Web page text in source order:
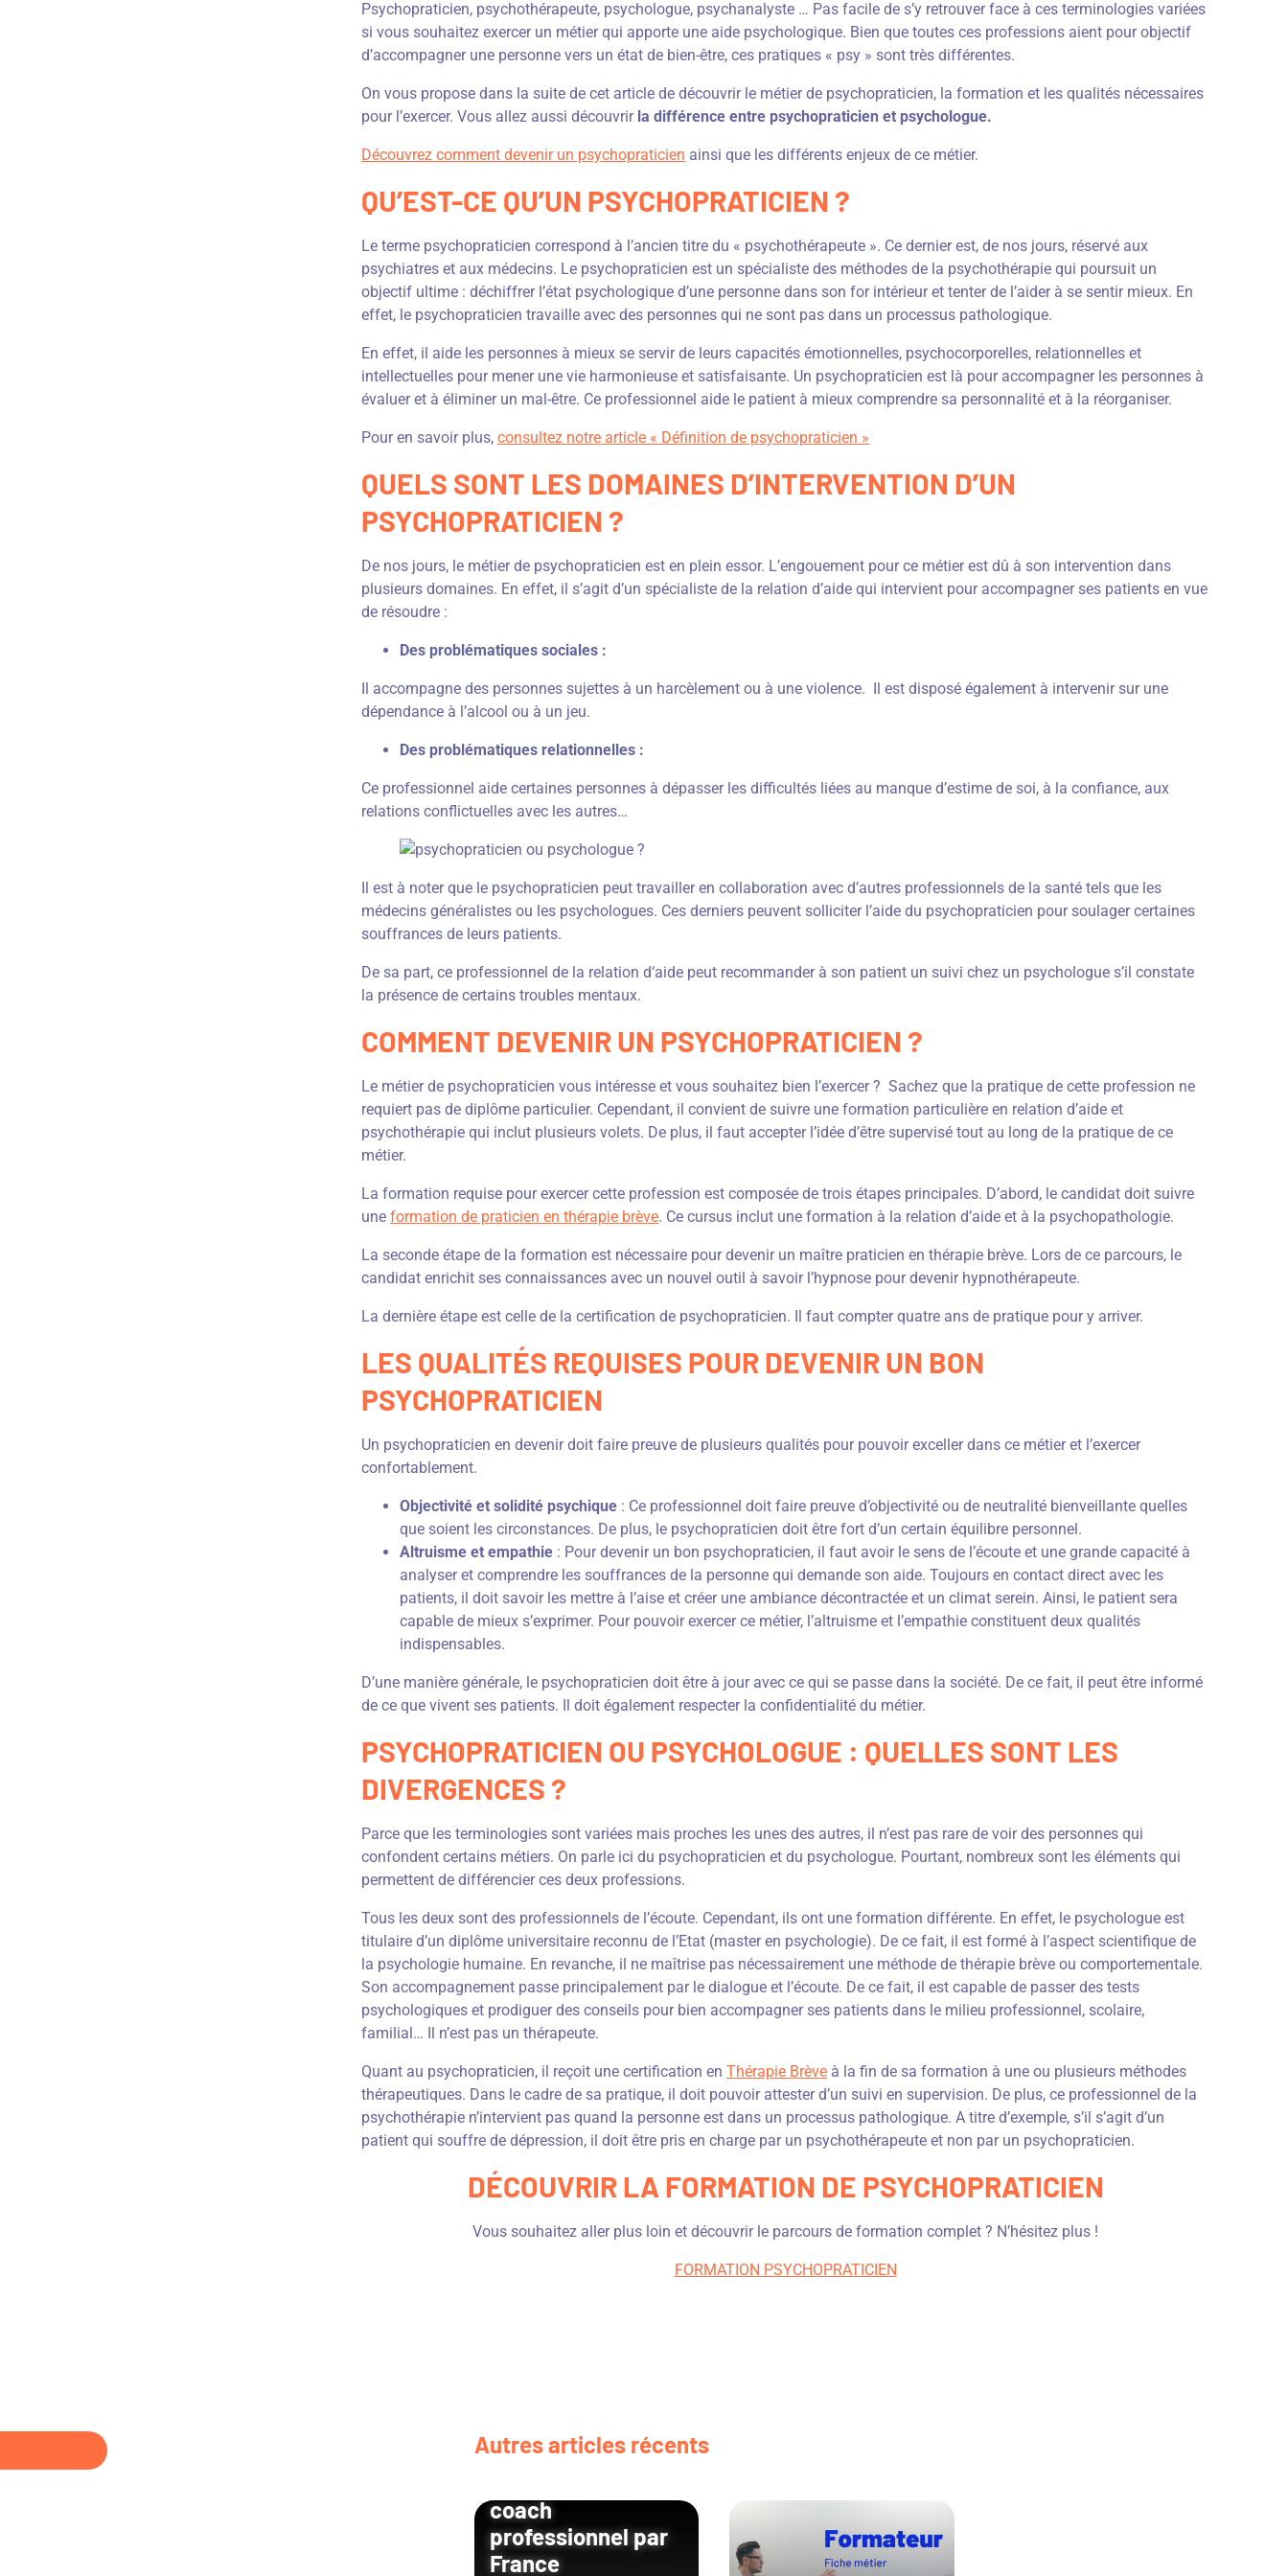
Psychopraticien, psychothérapeute, psychologue, psychanalyste … Pas facile de s’y retrouver face à ces terminologies variées
si vous souhaitez exercer un métier qui apporte une aide psychologique. Bien que toutes ces professions aient pour objectif
d’accompagner une personne vers un état de bien-être, ces pratiques « psy » sont très différentes.
On vous propose dans la suite de cet article de découvrir le métier de psychopraticien, la formation et les qualités nécessaires
pour l’exercer. Vous allez aussi découvrir la différence entre psychopraticien et psychologue.
Découvrez comment devenir un psychopraticien ainsi que les différents enjeux de ce métier.
QU’EST-CE QU’UN PSYCHOPRATICIEN ?
Le terme psychopraticien correspond à l’ancien titre du « psychothérapeute ». Ce dernier est, de nos jours, réservé aux
psychiatres et aux médecins. Le psychopraticien est un spécialiste des méthodes de la psychothérapie qui poursuit un
objectif ultime : déchiffrer l’état psychologique d’une personne dans son for intérieur et tenter de l’aider à se sentir mieux. En
effet, le psychopraticien travaille avec des personnes qui ne sont pas dans un processus pathologique.
En effet, il aide les personnes à mieux se servir de leurs capacités émotionnelles, psychocorporelles, relationnelles et
intellectuelles pour mener une vie harmonieuse et satisfaisante. Un psychopraticien est là pour accompagner les personnes à
évaluer et à éliminer un mal-être. Ce professionnel aide le patient à mieux comprendre sa personnalité et à la réorganiser.
Pour en savoir plus, consultez notre article « Définition de psychopraticien »
QUELS SONT LES DOMAINES D’INTERVENTION D’UN
PSYCHOPRATICIEN ?
De nos jours, le métier de psychopraticien est en plein essor. L’engouement pour ce métier est dû à son intervention dans
plusieurs domaines. En effet, il s’agit d’un spécialiste de la relation d’aide qui intervient pour accompagner ses patients en vue
de résoudre :
Des problématiques sociales :
Il accompagne des personnes sujettes à un harcèlement ou à une violence. Il est disposé également à intervenir sur une
dépendance à l’alcool ou à un jeu.
Des problématiques relationnelles :
Ce professionnel aide certaines personnes à dépasser les difficultés liées au manque d’estime de soi, à la confiance, aux
relations conflictuelles avec les autres…
Il est à noter que le psychopraticien peut travailler en collaboration avec d’autres professionnels de la santé tels que les
médecins généralistes ou les psychologues. Ces derniers peuvent solliciter l’aide du psychopraticien pour soulager certaines
souffrances de leurs patients.
De sa part, ce professionnel de la relation d‘aide peut recommander à son patient un suivi chez un psychologue s’il constate
la présence de certains troubles mentaux.
COMMENT DEVENIR UN PSYCHOPRATICIEN ?
Le métier de psychopraticien vous intéresse et vous souhaitez bien l’exercer ? Sachez que la pratique de cette profession ne
requiert pas de diplôme particulier. Cependant, il convient de suivre une formation particulière en relation d’aide et
psychothérapie qui inclut plusieurs volets. De plus, il faut accepter l’idée d’être supervisé tout au long de la pratique de ce
métier.
La formation requise pour exercer cette profession est composée de trois étapes principales. D’abord, le candidat doit suivre
une formation de praticien en thérapie brève. Ce cursus inclut une formation à la relation d’aide et à la psychopathologie.
La seconde étape de la formation est nécessaire pour devenir un maître praticien en thérapie brève. Lors de ce parcours, le
candidat enrichit ses connaissances avec un nouvel outil à savoir l’hypnose pour devenir hypnothérapeute.
La dernière étape est celle de la certification de psychopraticien. Il faut compter quatre ans de pratique pour y arriver.
LES QUALITÉS REQUISES POUR DEVENIR UN BON
PSYCHOPRATICIEN
Un psychopraticien en devenir doit faire preuve de plusieurs qualités pour pouvoir exceller dans ce métier et l’exercer
confortablement.
Objectivité et solidité psychique : Ce professionnel doit faire preuve d’objectivité ou de neutralité bienveillante quelles
que soient les circonstances. De plus, le psychopraticien doit être fort d’un certain équilibre personnel.
Altruisme et empathie : Pour devenir un bon psychopraticien, il faut avoir le sens de l’écoute et une grande capacité à
analyser et comprendre les souffrances de la personne qui demande son aide. Toujours en contact direct avec les
patients, il doit savoir les mettre à l’aise et créer une ambiance décontractée et un climat serein. Ainsi, le patient sera
capable de mieux s’exprimer. Pour pouvoir exercer ce métier, l’altruisme et l’empathie constituent deux qualités
indispensables.
D’une manière générale, le psychopraticien doit être à jour avec ce qui se passe dans la société. De ce fait, il peut être informé
de ce que vivent ses patients. Il doit également respecter la confidentialité du métier.
PSYCHOPRATICIEN OU PSYCHOLOGUE : QUELLES SONT LES
DIVERGENCES ?
Parce que les terminologies sont variées mais proches les unes des autres, il n’est pas rare de voir des personnes qui
confondent certains métiers. On parle ici du psychopraticien et du psychologue. Pourtant, nombreux sont les éléments qui
permettent de différencier ces deux professions.
Tous les deux sont des professionnels de l’écoute. Cependant, ils ont une formation différente. En effet, le psychologue est
titulaire d’un diplôme universitaire reconnu de l’Etat (master en psychologie). De ce fait, il est formé à l’aspect scientifique de
la psychologie humaine. En revanche, il ne maîtrise pas nécessairement une méthode de thérapie brève ou comportementale.
Son accompagnement passe principalement par le dialogue et l’écoute. De ce fait, il est capable de passer des tests
psychologiques et prodiguer des conseils pour bien accompagner ses patients dans le milieu professionnel, scolaire,
familial… Il n’est pas un thérapeute.
Quant au psychopraticien, il reçoit une certification en Thérapie Brève à la fin de sa formation à une ou plusieurs méthodes
thérapeutiques. Dans le cadre de sa pratique, il doit pouvoir attester d’un suivi en supervision. De plus, ce professionnel de la
psychothérapie n’intervient pas quand la personne est dans un processus pathologique. A titre d’exemple, s’il s’agit d’un
patient qui souffre de dépression, il doit être pris en charge par un psychothérapeute et non par un psychopraticien.
DÉCOUVRIR LA FORMATION DE PSYCHOPRATICIEN
Vous souhaitez aller plus loin et découvrir le parcours de formation complet ? N’hésitez plus !
FORMATION PSYCHOPRATICIEN
Autres articles récents
Ajournement du
renouvellement du
coach
professionnel par
France